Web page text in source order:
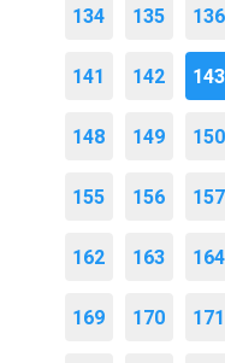
134 135 136
141 142 143
148 149 150
155 156 157
162 163 164
169 170 171